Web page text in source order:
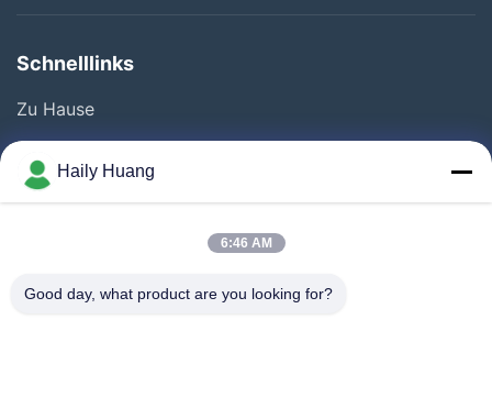
Schnelllinks
Zu Hause
Produkte
Videos
Qualitätskontrolle
Haily Huang
6:46 AM
Good day, what product are you looking for?